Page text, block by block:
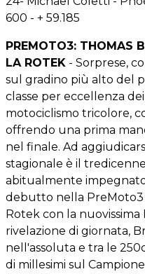
600 - + 59.185
PREMOTO3: THOMAS
LA ROTEK - Sorprese,
sul gradino più alto del
classe per eccellenza
motociclismo tricolore,
offrendo una prima
nel finale. Ad
stagionale è il
abitualmente
debutto nella PreMoto3
Rotek con la
rivelazione di giornata,
nell'assoluta e tra le
di millesimi sul